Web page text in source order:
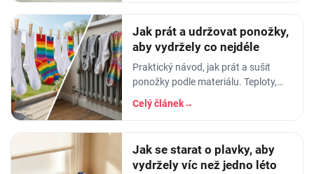
Jak prát a udržovat ponožky,
aby vydržely co nejdéle
Praktický návod, jak prát a sušit
ponožky podle materiálu. Teploty,
aviváž, sušička, žehlení. Vyhnete se
tak sražení, trhání a ztrátě tvaru.
Celý článek→
Jak se starat o plavky, aby
vydržely víc než jedno léto